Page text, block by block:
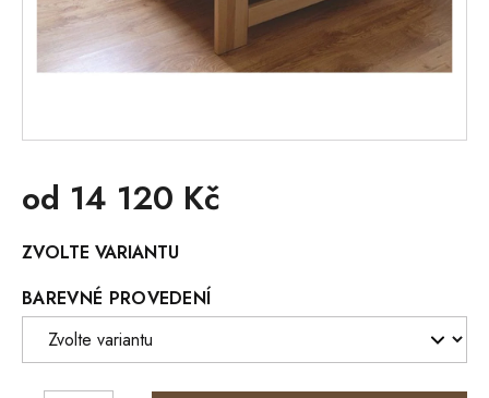
od 14 120 Kč
cena:
ZVOLTE VARIANTU
BAREVNÉ PROVEDENÍ